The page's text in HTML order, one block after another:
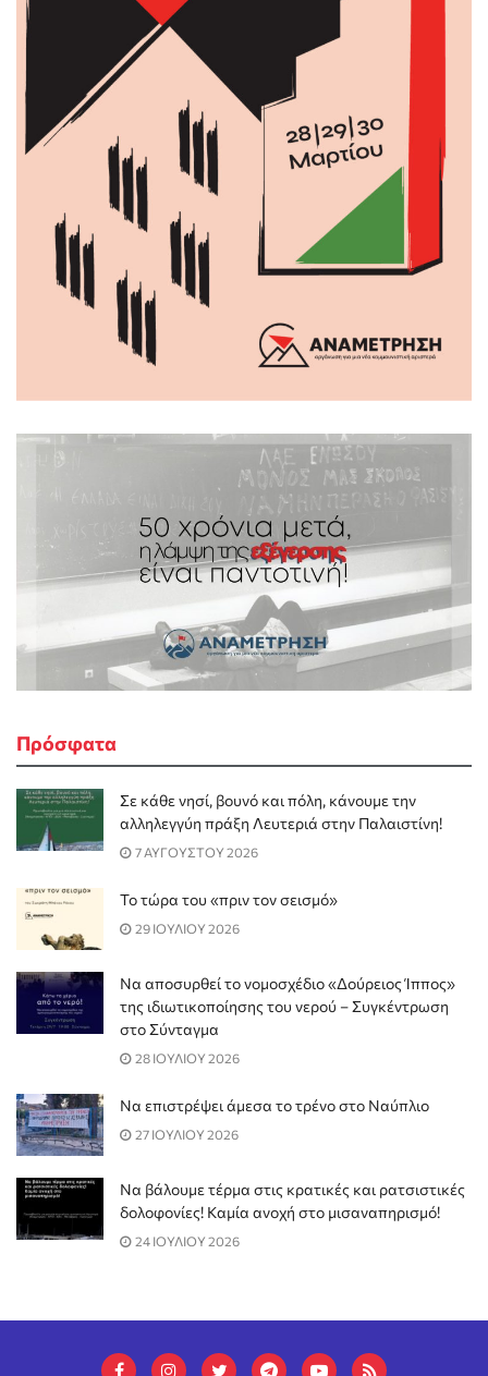
Πρόσφατα
Σε κάθε νησί, βουνό και πόλη, κάνουμε την
αλληλεγγύη πράξη Λευτεριά στην Παλαιστίνη!
7 ΑΥΓΟΥΣΤΟΥ 2026
Το τώρα του «πριν τον σεισμό»
29 ΙΟΥΛΙΟΥ 2026
Να αποσυρθεί το νομοσχέδιο «Δούρειος Ίππος»
της ιδιωτικοποίησης του νερού – Συγκέντρωση
στο Σύνταγμα
28 ΙΟΥΛΙΟΥ 2026
Να επιστρέψει άμεσα το τρένο στο Ναύπλιο
27 ΙΟΥΛΙΟΥ 2026
Να βάλουμε τέρμα στις κρατικές και ρατσιστικές
δολοφονίες! Καμία ανοχή στο μισαναπηρισμό!
24 ΙΟΥΛΙΟΥ 2026